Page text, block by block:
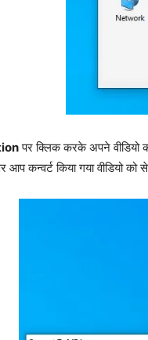
पर क्लिक करके अपने
कन्वर्ट किया गया वीडियो को